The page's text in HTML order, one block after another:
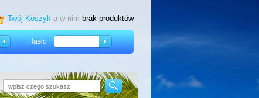
Twój Koszyka w nim brak produktów
Hasło